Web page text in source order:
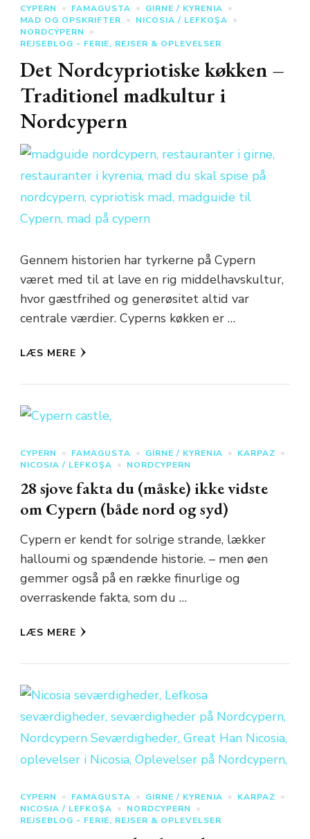
CYPERN FAMAGUSTA
GIRNE / KYRENIA
MAD OG OPSKRIFTER
NICOSIA / LEFKOŞA
NORDCYPERN
REJSEBLOG - FERIE, REJSER & OPLEVELSER
Det Nordcypriotiske køkken –
Traditionel madkultur i
Nordcypern
Gennem historien har tyrkerne på Cypern
været med til at lave en rig middelhavskultur,
hvor gæstfrihed og generøsitet altid var
centrale værdier. Cyperns køkken er …
LÆS MERE
CYPERN FAMAGUSTA GIRNE / KYRENIA
KARPAZ
NICOSIA / LEFKOŞA
NORDCYPERN
28 sjove fakta du (måske) ikke vidste
om Cypern (både nord og syd)
Cypern er kendt for solrige strande, lækker
halloumi og spændende historie. – men øen
gemmer også på en række finurlige og
overraskende fakta, som du …
LÆS MERE
CYPERN FAMAGUSTA GIRNE / KYRENIA
KARPAZ
NICOSIA / LEFKOŞA
NORDCYPERN
REJSEBLOG - FERIE, REJSER & OPLEVELSER